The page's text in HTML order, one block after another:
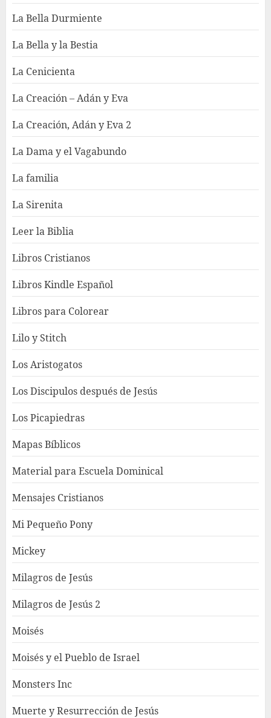
La Bella Durmiente
La Bella y la Bestia
La Cenicienta
La Creación – Adán y Eva
La Creación, Adán y Eva 2
La Dama y el Vagabundo
La familia
La Sirenita
Leer la Biblia
Libros Cristianos
Libros Kindle Español
Libros para Colorear
Lilo y Stitch
Los Aristogatos
Los Discipulos después de Jesús
Los Picapiedras
Mapas Bíblicos
Material para Escuela Dominical
Mensajes Cristianos
Mi Pequeño Pony
Mickey
Milagros de Jesús
Milagros de Jesús 2
Moisés
Moisés y el Pueblo de Israel
Monsters Inc
Muerte y Resurrección de Jesús